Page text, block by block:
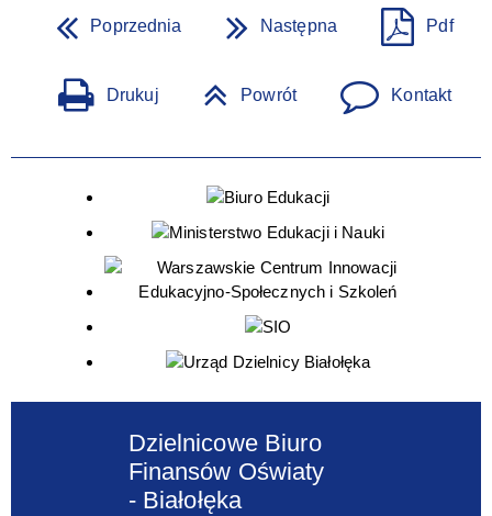
Poprzednia Następna Pdf
Drukuj Powrót Kontakt
Dzielnicowe Biuro
Finansów Oświaty
- Białołęka